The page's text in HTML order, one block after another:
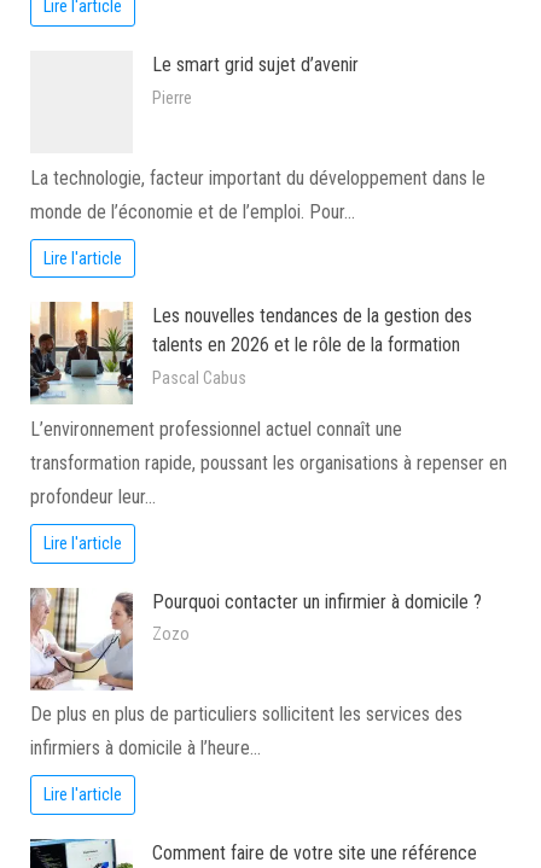
Lire l'article
Le smart grid sujet d’avenir
Pierre
La technologie, facteur important du développement dans le
monde de l’économie et de l’emploi. Pour…
Lire l'article
Les nouvelles tendances de la gestion des
talents en 2026 et le rôle de la formation
Pascal Cabus
L’environnement professionnel actuel connaît une
transformation rapide, poussant les organisations à repenser en
profondeur leur…
Lire l'article
Pourquoi contacter un infirmier à domicile ?
Zozo
De plus en plus de particuliers sollicitent les services des
infirmiers à domicile à l’heure…
Lire l'article
Comment faire de votre site une référence